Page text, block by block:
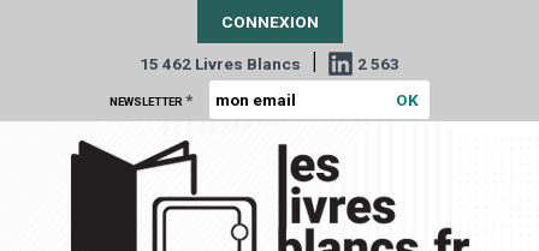
CONNEXION
15 462 Livres Blancs | 2 563
NEWSLETTER *